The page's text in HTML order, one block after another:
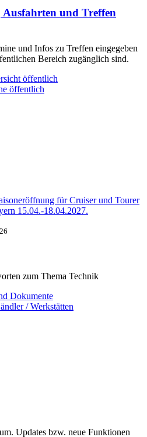
Ausfahrten und Treffen
und Infos zu Treffen eingegeben
Bereich zugänglich sind.
öffentlich
öffentlich
für Cruiser und Tourer
15.04.-18.04.2027.
zum Thema Technik
Dokumente
/ Werkstätten
Updates bzw. neue Funktionen